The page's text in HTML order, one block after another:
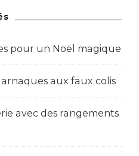
pour un Noël magique
aux faux colis
avec des rangements